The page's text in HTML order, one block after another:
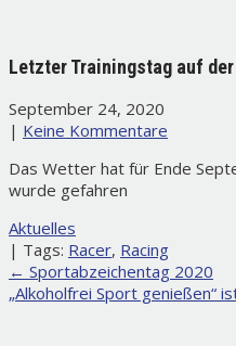
Letzter Trainingstag auf
September 24, 2020
| Keine Kommentare
Das Wetter hat für Ende
wurde gefahren
Aktuelles
| Tags: Racer, Racing
Post
navigation
← Sportabzeichentag 2020
„Alkoholfrei Sport genießen“